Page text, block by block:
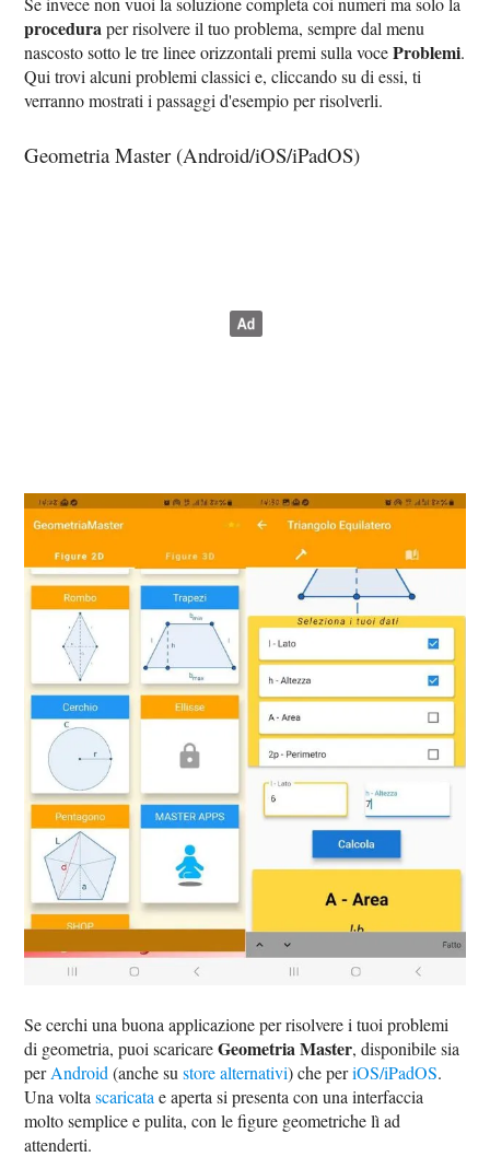
proceduraper risolvere il tuo problema, sempre dal menu
nascosto sotto le tre linee orizzontali premi sulla voceProblemi.
Qui trovi alcuni problemi classici e, cliccando su di essi, ti
verranno mostrati i passaggi d'esempio per risolverli.
Geometria Master (Android/iOS/iPadOS)
Se cerchi una buona applicazione per risolvere i tuoi problemi
di geometria, puoi scaricareGeometria Master, disponibile sia
perAndroid (anche sustore alternativi) che periOS/iPadOS.
Una voltascaricata e aperta si presenta con una interfaccia
molto semplice e pulita, con le figure geometriche lì ad
attenderti.